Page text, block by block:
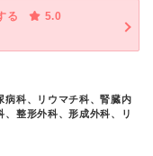
る
5.0
病科、リウマチ科、腎臓内
整形外科、形成外科、リ